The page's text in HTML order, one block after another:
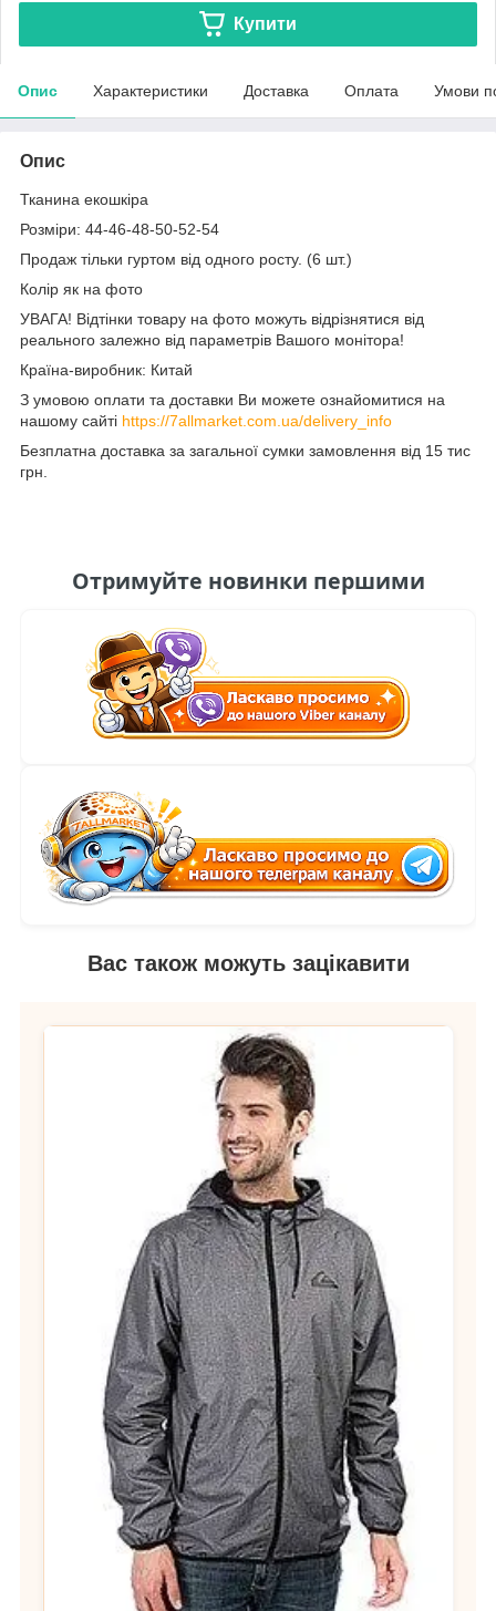
Купити
Опис Характеристики Доставка Оплата Умови
Опис
Тканина екошкіра
Розміри: 44-46-48-50-52-54
Продаж тільки гуртом від одного росту. (6 шт.)
Колір як на фото
УВАГА! Відтінки товару на фото можуть відрізнятися від
реального залежно від параметрів Вашого монітора!
Країна-виробник: Китай
З умовою оплати та доставки Ви можете ознайомитися на
нашому сайті https://7allmarket.com.ua/delivery_info
Безплатна доставка за загальної сумки замовлення від 15 тис
грн.
Отримуйте новинки першими
Вас також можуть зацікавити